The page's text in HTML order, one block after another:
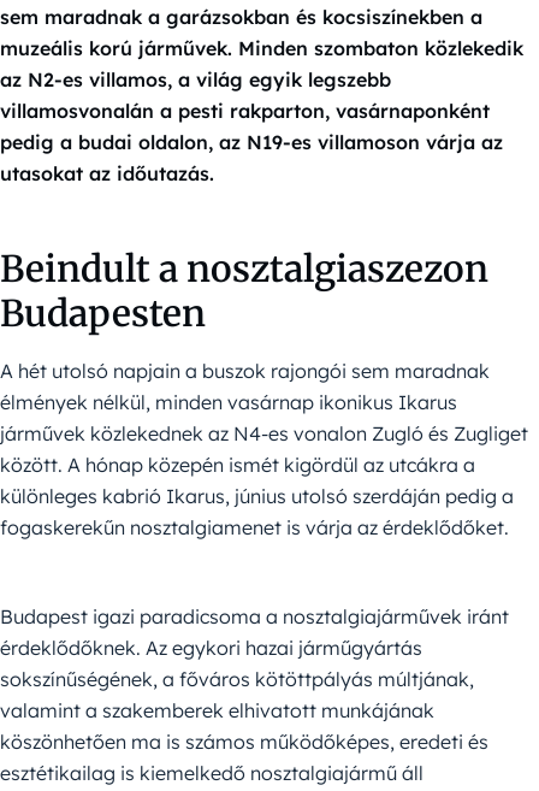
sem maradnak a garázsokban és kocsiszínekben a
muzeális korú járművek. Minden szombaton közlekedik
az N2-es villamos, a világ egyik legszebb
villamosvonalán a pesti rakparton, vasárnaponként
pedig a budai oldalon, az N19-es villamoson várja az
utasokat az időutazás.
Beindult a nosztalgiaszezon
Budapesten
A hét utolsó napjain a buszok rajongói sem maradnak
élmények nélkül, minden vasárnap ikonikus Ikarus
járművek közlekednek az N4-es vonalon Zugló és Zugliget
között. A hónap közepén ismét kigördül az utcákra a
különleges kabrió Ikarus, június utolsó szerdáján pedig a
fogaskerekűn nosztalgiamenet is várja az érdeklődőket.
Budapest igazi paradicsoma a nosztalgiajárművek iránt
érdeklődőknek. Az egykori hazai járműgyártás
sokszínűségének, a főváros kötöttpályás múltjának,
valamint a szakemberek elhivatott munkájának
köszönhetően ma is számos működőképes, eredeti és
esztétikailag is kiemelkedő nosztalgiajármű áll